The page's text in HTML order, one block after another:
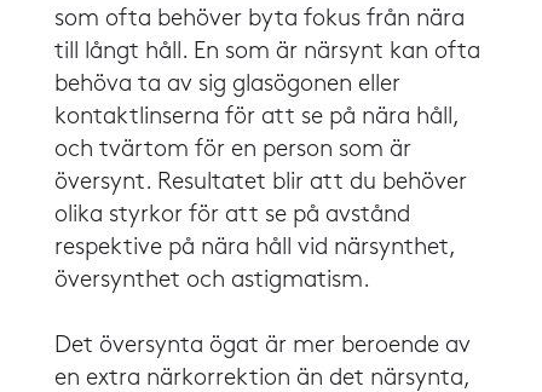
som ofta behöver byta fokus från nära
till långt håll. En som är närsynt kan ofta
behöva ta av sig glasögonen eller
kontaktlinserna för att se på nära håll,
och tvärtom för en person som är
översynt. Resultatet blir att du behöver
olika styrkor för att se på avstånd
respektive på nära håll vid närsynthet,
översynthet och astigmatism.
​​Det översynta ögat är mer beroende av
en extra närkorrektion än det närsynta,